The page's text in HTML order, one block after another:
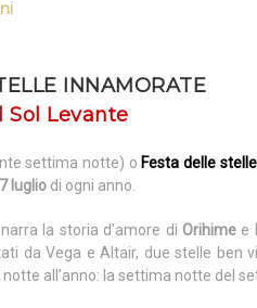
INNAMORATE
Levante
settima notte) o Festa delle
7 luglio di ogni anno.
la storia d’amore di Orihimee
da Vega e Altair, due stelle ben
all’anno: la settima notte del